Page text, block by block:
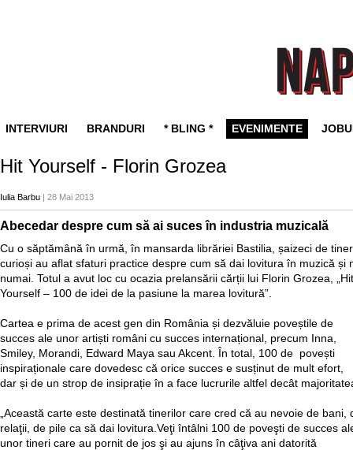
INTERVIURI BRANDURI * BLING * EVENIMENTE
Hit Yourself - Florin Grozea
Iulia Barbu | 28 Mai 2013
Abecedar despre cum să ai suces în industria muzicală
Cu o săptămână în urmă, în mansarda librăriei Bastilia, șaizeci de
curioși au aflat sfaturi practice despre cum să dai lovitura în muzică și
numai. Totul a avut loc cu ocazia prelansării cărții lui Florin Grozea, „Hit
Yourself – 100 de idei de la pasiune la marea lovitură”.
Cartea e prima de acest gen din România și dezvăluie poveștile de
succes ale unor artiști români cu succes internațional, precum Inna,
Smiley, Morandi, Edward Maya sau Akcent. În total, 100 de povești
inspiraționale care dovedesc că orice succes e susținut de mult efort,
dar și de un strop de insiprație în a face lucrurile altfel decât
„Această carte este destinată tinerilor care cred că au nevoie de bani,
relaţii, de pile ca să dai lovitura.Veţi întâlni 100 de poveşti de succes
unor tineri care au pornit de jos şi au ajuns în câţiva ani datorită